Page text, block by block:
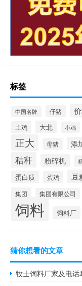
标签
中国名牌 仔猪
土鸡 大北 小鸡
正大 母猪 添
秸秆 粉碎机
蛋白质 蛋鸡 豆
集团 集团有限公司
饲料 饲料厂
猜你想看的文章
牧士饲料厂家及电话